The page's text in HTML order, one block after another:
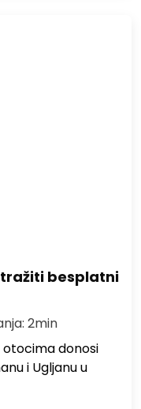
besplatni
2min
donosi
i Ugljanu u